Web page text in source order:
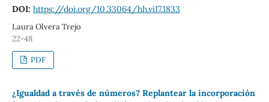
DOI: https://doi.org/10.33064/hh.vi17.1833
Laura Olvera Trejo
22-48
PDF
¿Igualdad a través de números? Replantear la incorporación